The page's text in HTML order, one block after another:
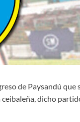
de Paysandú que
dicho